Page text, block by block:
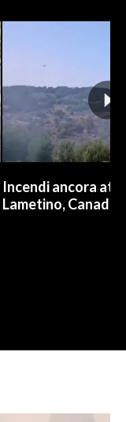
Incendi ancora
Lametino,